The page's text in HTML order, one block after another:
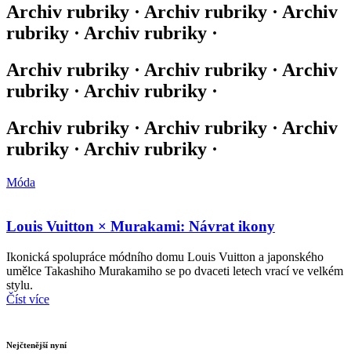
Archiv rubriky · Archiv rubriky · Archiv
rubriky · Archiv rubriky ·
Archiv rubriky · Archiv rubriky · Archiv
rubriky · Archiv rubriky ·
Archiv rubriky · Archiv rubriky · Archiv
rubriky · Archiv rubriky ·
Móda
Louis Vuitton × Murakami: Návrat ikony
Ikonická spolupráce módního domu Louis Vuitton a japonského
umělce Takashiho Murakamiho se po dvaceti letech vrací ve velkém
stylu.
Číst více
Nejčtenější nyní